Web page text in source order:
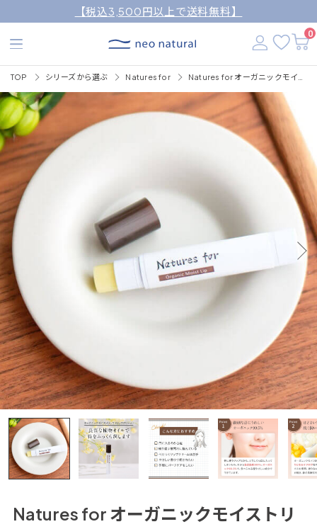
【税込3,500円以上で送料無料】
0
TOP シリーズから選ぶ Natures for
Natures for オーガニックモイストリ